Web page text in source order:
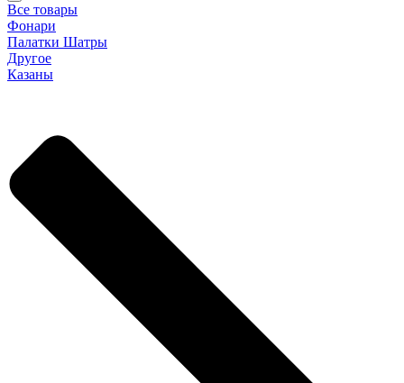
Все товары
Фонари
Палатки Шатры
Другое
Казаны